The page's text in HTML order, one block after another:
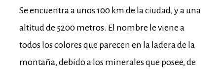
Se encuentra a unos 100 km de la ciudad, y a una
altitud de 5200 metros. El nombre le viene a
todos los colores que parecen en la ladera de la
montaña, debido a los minerales que posee, de